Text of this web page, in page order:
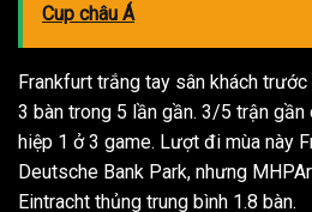
Cup châu Á
Frankfurt trắng tay sân khách
3 bàn trong 5 lần gần. 3/5 trận gần
hiệp 1 ở 3 game. Lượt đi mùa này
Deutsche Bank Park, nhưng
Eintracht thủng trung bình 1.8 bàn.